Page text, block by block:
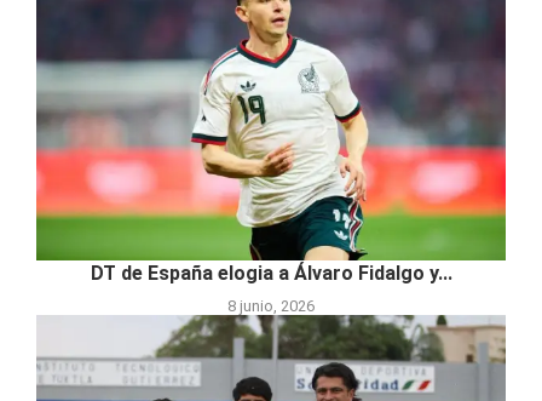
DT de España elogia a Álvaro Fidalgo y...
8 junio, 2026